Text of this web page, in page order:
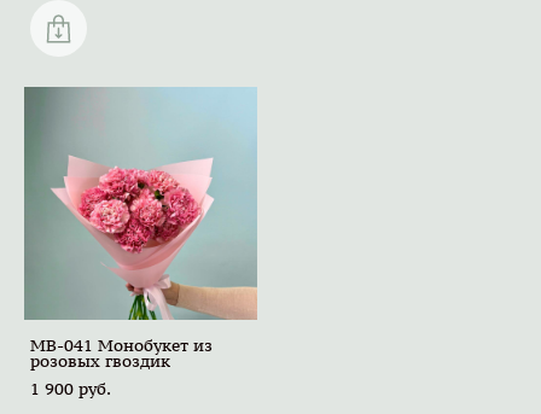
MB-041 Монобукет из
розовых гвоздик
1 900 pуб.